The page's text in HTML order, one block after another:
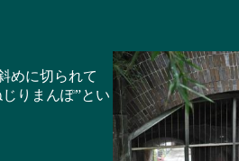
めに切られて
りまんぽ”とい